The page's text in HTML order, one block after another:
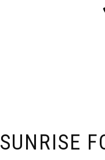
SUNRISE